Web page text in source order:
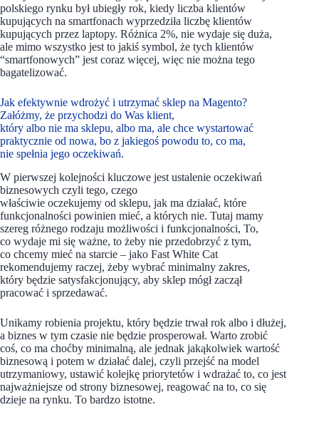
polskiego rynku był ubiegły rok, kiedy liczba klientów
kupujących na smartfonach wyprzedziła liczbę klientów
kupujących przez laptopy. Różnica 2%, nie wydaje się duża,
ale mimo wszystko jest to jakiś symbol, że tych klientów
“smartfonowych” jest coraz więcej, więc nie można tego
bagatelizować.
Jak efektywnie wdrożyć i utrzymać sklep na Magento?
Załóżmy, że przychodzi do Was klient,
który albo nie ma sklepu, albo ma, ale chce wystartować
praktycznie od nowa, bo z jakiegoś powodu to, co ma,
nie spełnia jego oczekiwań.
W pierwszej kolejności kluczowe jest ustalenie oczekiwań
biznesowych czyli tego, czego
właściwie oczekujemy od sklepu, jak ma działać, które
funkcjonalności powinien mieć, a których nie. Tutaj mamy
szereg różnego rodzaju możliwości i funkcjonalności, To,
co wydaje mi się ważne, to żeby nie przedobrzyć z tym,
co chcemy mieć na starcie – jako Fast White Cat
rekomendujemy raczej, żeby wybrać minimalny zakres,
który będzie satysfakcjonujący, aby sklep mógł zaczął
pracować i sprzedawać.
Unikamy robienia projektu, który będzie trwał rok albo i dłużej,
a biznes w tym czasie nie będzie prosperował. Warto zrobić
coś, co ma choćby minimalną, ale jednak jakąkolwiek wartość
biznesową i potem w działać dalej, czyli przejść na model
utrzymaniowy, ustawić kolejkę priorytetów i wdrażać to, co jest
najważniejsze od strony biznesowej, reagować na to, co się
dzieje na rynku. To bardzo istotne.